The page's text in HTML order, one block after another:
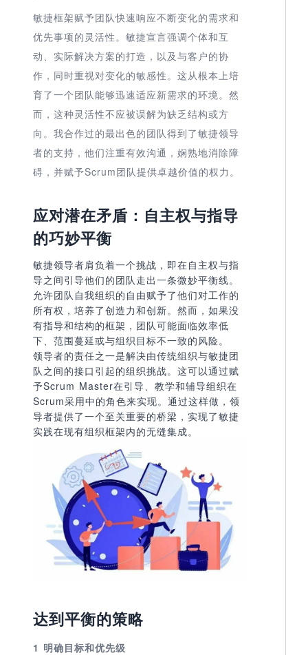
敏捷框架赋予团队快速响应不断变化的需求和
优先事项的灵活性。敏捷宣言强调个体和互
动、实际解决方案的打造，以及与客户的协
作，同时重视对变化的敏感性。这从根本上培
育了一个团队能够迅速适应新需求的环境。然
而，这种灵活性不应被误解为缺乏结构或方
向。我合作过的最出色的团队得到了敏捷领导
者的支持，他们注重有效沟通，娴熟地消除障
碍，并赋予Scrum团队提供卓越价值的权力。
应对潜在矛盾：自主权与指导
的巧妙平衡
敏捷领导者肩负着一个挑战，即在自主权与指
导之间引导他们的团队走出一条微妙平衡线。
允许团队自我组织的自由赋予了他们对工作的
所有权，培养了创造力和创新。然而，如果没
有指导和结构的框架，团队可能面临效率低
下、范围蔓延或与组织目标不一致的风险。
领导者的责任之一是解决由传统组织与敏捷团
队之间的接口引起的组织挑战。这可以通过赋
予Scrum Master在引导、教学和辅导组织在
Scrum采用中的角色来实现。通过这样做，领
导者提供了一个至关重要的桥梁，实现了敏捷
实践在现有组织框架内的无缝集成。
达到平衡的策略
1 明确目标和优先级